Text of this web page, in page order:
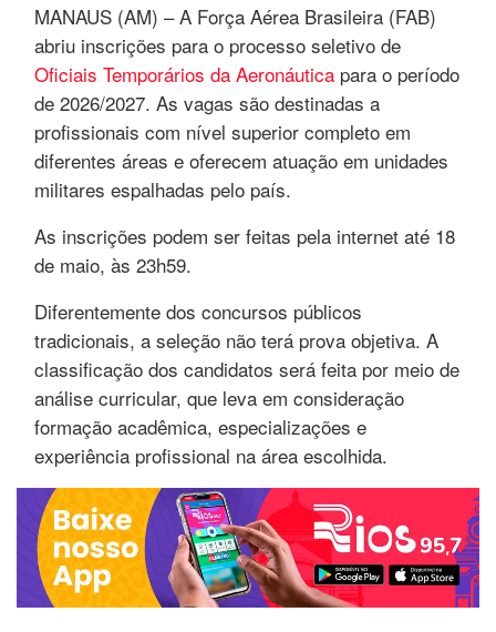
MANAUS (AM) – A Força Aérea Brasileira (FAB)
abriu inscrições para o processo seletivo de
Oficiais Temporários da Aeronáutica para o período
de 2026/2027. As vagas são destinadas a
profissionais com nível superior completo em
diferentes áreas e oferecem atuação em unidades
militares espalhadas pelo país.
As inscrições podem ser feitas pela internet até 18
de maio, às 23h59.
Diferentemente dos concursos públicos
tradicionais, a seleção não terá prova objetiva. A
classificação dos candidatos será feita por meio de
análise curricular, que leva em consideração
formação acadêmica, especializações e
experiência profissional na área escolhida.